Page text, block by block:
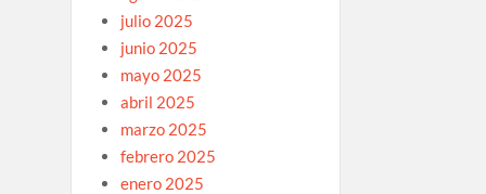
julio 2025
junio 2025
mayo 2025
abril 2025
marzo 2025
febrero 2025
enero 2025